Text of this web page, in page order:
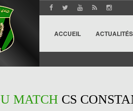
ACCUEIL ACTUALITÉS
MATCH CS